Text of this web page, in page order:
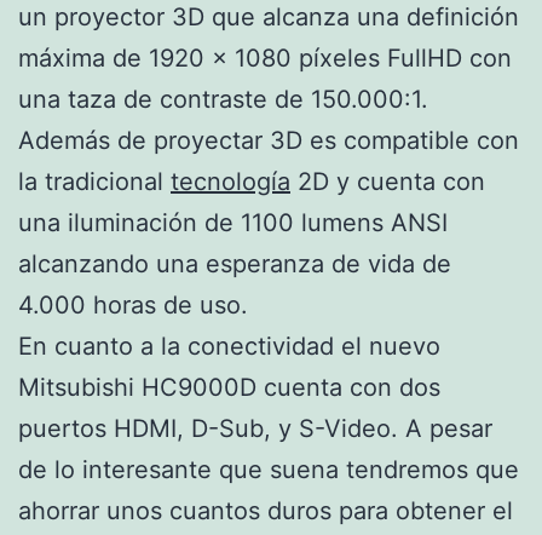
un proyector 3D que alcanza una definición
máxima de 1920 x 1080 píxeles FullHD con
una taza de contraste de 150.000:1.
Además de proyectar 3D es compatible con
la tradicional tecnología 2D y cuenta con
una iluminación de 1100 lumens ANSI
alcanzando una esperanza de vida de
4.000 horas de uso.
En cuanto a la conectividad el nuevo
Mitsubishi HC9000D cuenta con dos
puertos HDMI, D-Sub, y S-Video. A pesar
de lo interesante que suena tendremos que
ahorrar unos cuantos duros para obtener el